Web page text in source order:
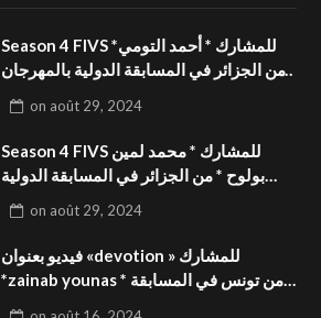
Season 4 FIVS للمشارك * أحمد التومي*
من الجزائر في المسابقة الدولية بالمهرجان
»فيديو بعنوان
on août 29, 2024
Season 4 FIVS للمشارك * محمد لمين
بولوح * من الجزائر في المسابقة الدولية
بالمهرجان الدولي للفيدوهات
on août 29, 2024
فيديو بعنوان «devotion » للمشارك
*zainab younas * من تونس في المسابقة